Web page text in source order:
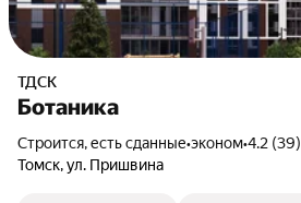
ТДСК
Ботаника
Строится, есть сданные•эконом•4.2 (39)
Томск,ул. Пришвина